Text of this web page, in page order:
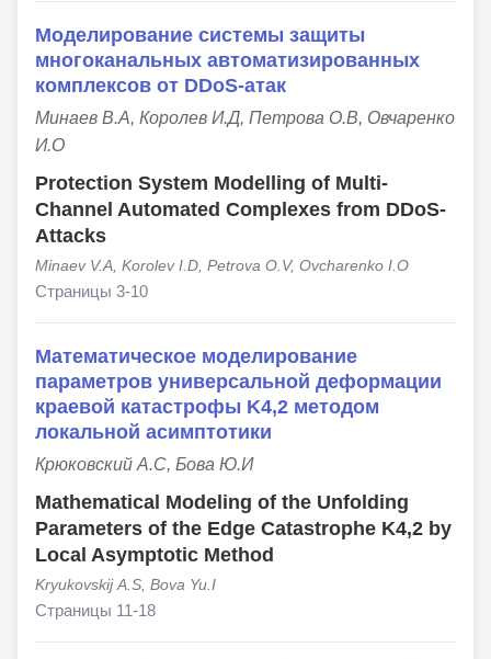
Моделирование системы защиты
многоканальных автоматизированных
комплексов от DDoS-атак
Минаев В.А, Королев И.Д, Петрова О.В, Овчаренко
И.О
Protection System Modelling of Multi-
Channel Automated Complexes from DDoS-
Attacks
Minaev V.A, Korolev I.D, Petrova O.V, Ovcharenko I.O
Страницы 3-10
Математическое моделирование
параметров универсальной деформации
краевой катастрофы K4,2 методом
локальной асимптотики
Крюковский А.С, Бова Ю.И
Mathematical Modeling of the Unfolding
Parameters of the Edge Catastrophe K4,2 by
Local Asymptotic Method
Kryukovskij А.S, Bova Yu.I
Страницы 11-18